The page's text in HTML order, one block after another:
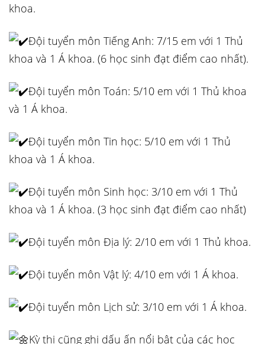
khoa.
Đội tuyển môn Tiếng Anh: 7/15 em với 1 Thủ
khoa và 1 Á khoa. (6 học sinh đạt điểm cao nhất).
Đội tuyển môn Toán: 5/10 em với 1 Thủ khoa
và 1 Á khoa.
Đội tuyển môn Tin học: 5/10 em với 1 Thủ
khoa và 1 Á khoa.
Đội tuyển môn Sinh học: 3/10 em với 1 Thủ
khoa và 1 Á khoa. (3 học sinh đạt điểm cao nhất)
Đội tuyển môn Địa lý: 2/10 em với 1 Thủ khoa.
Đội tuyển môn Vật lý: 4/10 em với 1 Á khoa.
Đội tuyển môn Lịch sử: 3/10 em với 1 Á khoa.
Kỳ thi cũng ghi dấu ấn nổi bật của các học